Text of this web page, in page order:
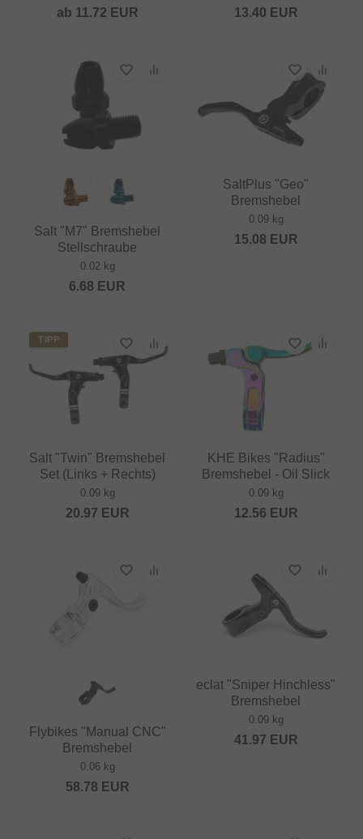
ab 11.72 EUR 13.40 EUR
Salt "M7" Bremshebel
Stellschraube
0.02 kg
6.68 EUR
SaltPlus "Geo"
Bremshebel
0.09 kg
15.08 EUR
TIPP
Salt "Twin" Bremshebel
Set (Links + Rechts)
0.09 kg
20.97 EUR
KHE Bikes "Radius"
Bremshebel - Oil Slick
0.09 kg
12.56 EUR
Flybikes "Manual CNC"
Bremshebel
0.06 kg
58.78 EUR
eclat "Sniper Hinchless"
Bremshebel
0.09 kg
41.97 EUR